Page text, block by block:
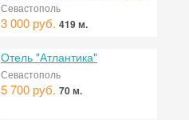
Севастополь
3 000 руб. 419 м.
Отель "Атлантика"
Севастополь
5 700 руб. 70 м.